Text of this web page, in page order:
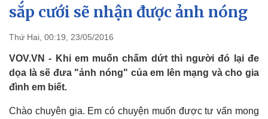
Đảng
Tổ chức nhân sự
Nhận diện sự thật
Tin 24h
Dự báo thời tiết
Việc làm
Biển đảo
sắp cưới sẽ nhận được ảnh nóng
Thứ Hai, 00:19, 23/05/2016
VOV.VN - Khi em muốn chấm dứt thì người đó lại đe
dọa là sẽ đưa "ảnh nóng" của em lên mạng và cho gia
đình em biết.
Chào chuyên gia. Em có chuyện muốn được tư vấn mong